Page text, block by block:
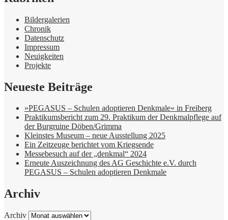
Bildergalerien
Chronik
Datenschutz
Impressum
Neuigkeiten
Projekte
Neueste Beiträge
»PEGASUS – Schulen adoptieren Denkmale« in Freiberg
Praktikumsbericht zum 29. Praktikum der Denkmalpflege auf
der Burgruine Döben/Grimma
Kleinstes Museum – neue Ausstellung 2025
Ein Zeitzeuge berichtet vom Kriegsende
Messebesuch auf der „denkmal“ 2024
Erneute Auszeichnung des AG Geschichte e.V. durch
PEGASUS – Schulen adoptieren Denkmale
Archiv
Archiv